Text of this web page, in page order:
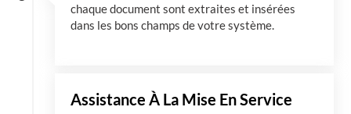
chaque document sont extraites et insérées
dans les bons champs de votre système.
Assistance À La Mise En Service